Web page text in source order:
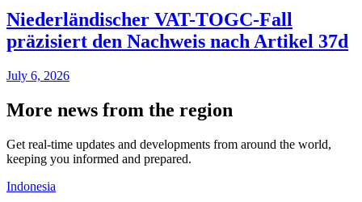
Niederländischer VAT-TOGC-Fall
präzisiert den Nachweis nach Artikel 37d
July 6, 2026
More news from the region
Get real-time updates and developments from around the world,
keeping you informed and prepared.
Indonesia